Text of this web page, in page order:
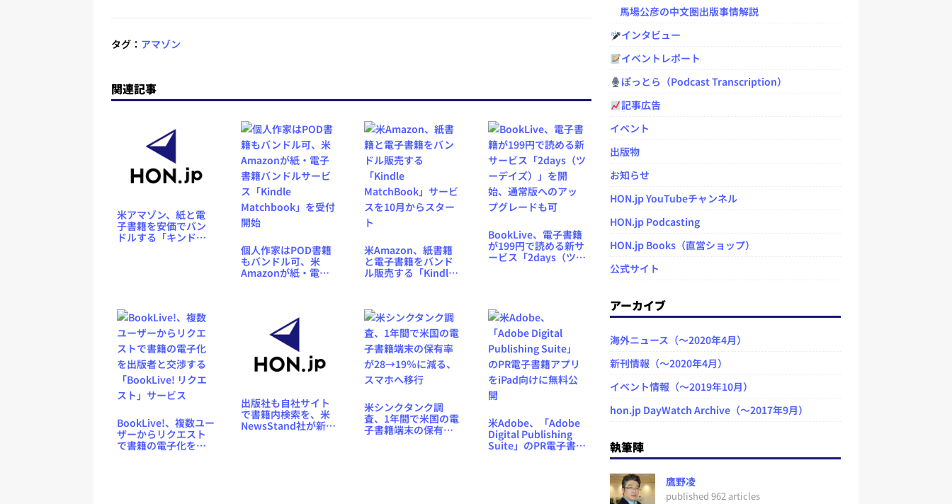
タグ： アマゾン
関連記事
米アマゾン、紙と電
子書籍を安価でバン
ドルする「キンド
個人作家はPOD書籍
もバンドル可、米
Amazonが紙・電子
米Amazon、紙書籍
と電子書籍をバンド
ル販売する「Kindle
ト
BookLive、電子書籍
が199円で読める新サ
ービス「2days（ツー
BookLive!、複数ユー
ザーからリクエスト
で書籍の電子化を出
出版社も自社サイト
で書籍内検索を、米
NewsStand社が新
米シンクタンク調
査、1年間で米国の電
子書籍端末の保有率
米Adobe、「Adobe
Digital Publishing
Suite」のPR電子書籍
馬場公彦の中文圏出版事情解説
インタビュー
イベントレポート
ぽっとら（Podcast Transcription）
記事広告
イベント
出版物
お知らせ
HON.jp YouTubeチャンネル
HON.jp Podcasting
HON.jp Books（直営ショップ）
公式サイト
アーカイブ
海外ニュース（～2020年4月）
新刊情報（～2020年4月）
イベント情報（～2019年10月）
hon.jp DayWatch Archive（～2017年9月）
執筆陣
鷹野凌
published 962 articles